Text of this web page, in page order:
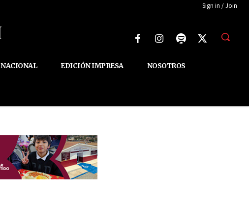
Sign in / Join
NACIONAL EDICIÓN IMPRESA NOSOTROS